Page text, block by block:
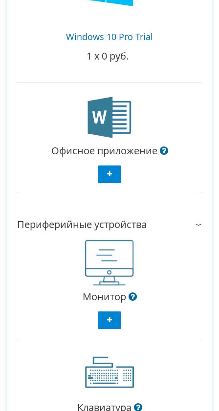
Windows 10 Pro Trial
1 x 0 руб.
Офисное приложение
Периферийные устройства
Монитор
Клавиатура